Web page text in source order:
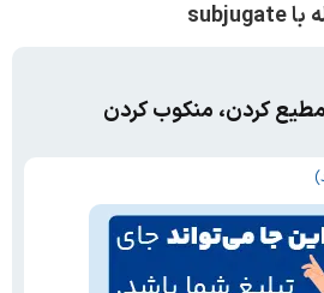
کردن، منکوب کردن